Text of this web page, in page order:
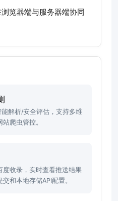
览器端与服务器端协同
解析/安全评估，支持多维
爬虫管控。
度收录，实时查看推送结果
和本地存储API配置。